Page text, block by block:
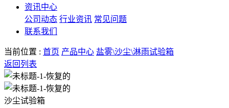
资讯中心
公司动态 行业资讯 常见问题
联系我们
当前位置 : 首页 产品中心 盐雾\沙尘\淋雨试验箱
返回列表
沙尘试验箱